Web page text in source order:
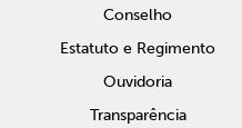
Conselho
Estatuto e Regimento
Ouvidoria
Transparência